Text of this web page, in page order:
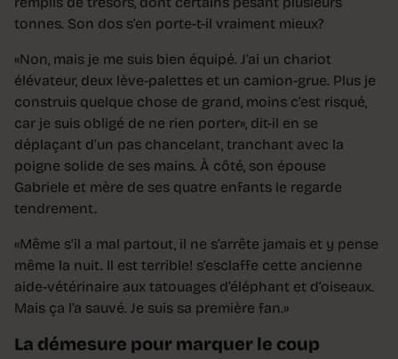
tonnes. Son dos s’en porte-t-il vraiment mieux?
«Non, mais je me suis bien équipé. J’ai un chariot
élévateur, deux lève-palettes et un camion-grue. Plus je
construis quelque chose de grand, moins c’est risqué,
car je suis obligé de ne rien porter», dit-il en se
déplaçant d’un pas chancelant, tranchant avec la
poigne solide de ses mains. À côté, son épouse
Gabriele et mère de ses quatre enfants le regarde
tendrement.
«Même s’il a mal partout, il ne s’arrête jamais et y pense
même la nuit. Il est terrible! s’esclaffe cette ancienne
aide-vétérinaire aux tatouages d’éléphant et d’oiseaux.
Mais ça l’a sauvé. Je suis sa première fan.»
La démesure pour marquer le coup